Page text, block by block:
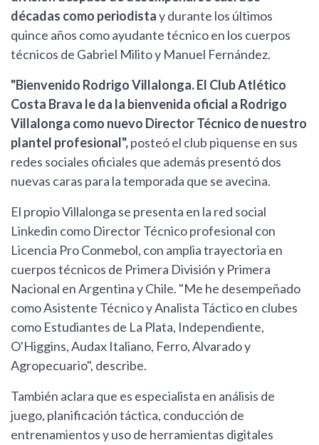
décadas como periodistay durante los últimos
quince años como ayudante técnico en los cuerpos
técnicos de Gabriel Milito y Manuel Fernández.
"Bienvenido Rodrigo Villalonga. El Club Atlético
Costa Brava le da la bienvenida oficial a Rodrigo
Villalonga como nuevo Director Técnico de nuestro
plantel profesional",posteó el club piquense en sus
redes sociales oficiales que además presentó dos
nuevas caras para la temporada que se avecina.
El propio Villalonga se presenta en la red social
Linkedin como Director Técnico profesional con
Licencia Pro Conmebol, con amplia trayectoria en
cuerpos técnicos de Primera División y Primera
Nacional en Argentina y Chile. "Me he desempeñado
como Asistente Técnico y Analista Táctico en clubes
como Estudiantes de La Plata, Independiente,
O'Higgins, Audax Italiano, Ferro, Alvarado y
Agropecuario", describe.
También aclara que es especialista en análisis de
juego, planificación táctica, conducción de
entrenamientos y uso de herramientas digitales